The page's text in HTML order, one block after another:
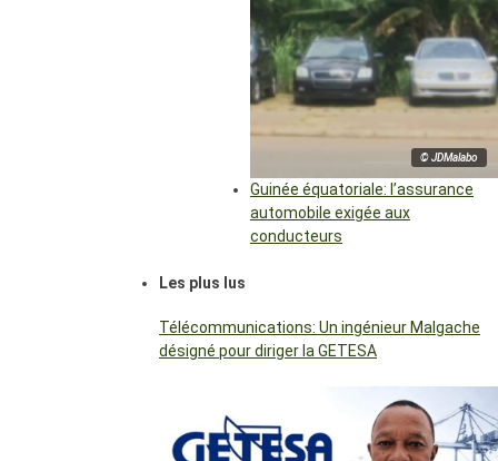
© JDMalabo
Guinée équatoriale: l’assurance
automobile exigée aux
conducteurs
Les plus lus
Télécommunications: Un ingénieur Malgache
désigné pour diriger la GETESA